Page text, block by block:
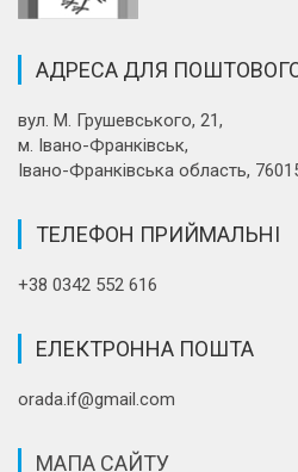
АДРЕСА ДЛЯ
вул. М. Грушевського, 21,
м. Івано-Франківськ,
Івано-Франківська область,
ТЕЛЕФОН ПРИЙМАЛЬНІ
+38 0342 552 616
ЕЛЕКТРОННА ПОШТА
orada.if@gmail.com
МАПА САЙТУ